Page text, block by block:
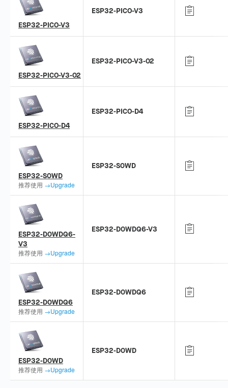
ESP32-PICO-V3
ESP32-PICO-V3
ESP32-PICO-V3-02
ESP32-PICO-V3-02
ESP32-PICO-D4
ESP32-PICO-D4
ESP32-S0WD
推荐使用 →Upgrade
ESP32-S0WD
ESP32-D0WDQ6-
V3
推荐使用 →Upgrade
ESP32-D0WDQ6-V3
ESP32-D0WDQ6
推荐使用 →Upgrade
ESP32-D0WDQ6
ESP32-D0WD
推荐使用 →Upgrade
ESP32-D0WD